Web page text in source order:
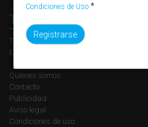
Transporte XXI
Transporte XXI es el periódico de
España, perteneciente al Grupo XXI de
Quienes somos
Contacto
Publicidad
Aviso legal
Condiciones de uso
Condiciones de Uso *